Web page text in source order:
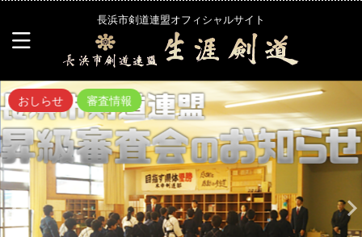
長浜市剣道連盟オフィシャルサイト
おしらせ 審査情報